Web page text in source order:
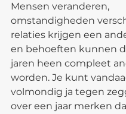
Mensen veranderen,
omstandigheden
relaties krijgen een
en behoeften kunnen
jaren heen compleet
worden. Je kunt
volmondig ja tegen
over een jaar merken